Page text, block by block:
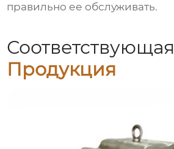
правильно ее обслуживать.
Соответствующая
Продукция